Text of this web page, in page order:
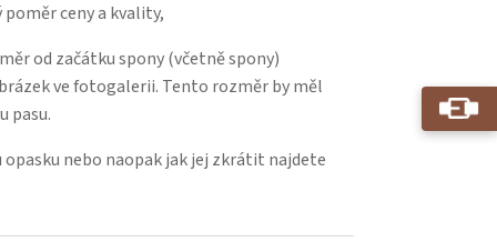
ceny a kvality,
od začátku spony (včetně spony)
ve fotogalerii. Tento rozměr by měl
pasu.
opasku nebo naopak jak jej zkrátit najdete